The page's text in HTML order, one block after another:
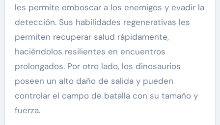
les permite emboscar a los enemigos y evadir la
detección. Sus habilidades regenerativas les
permiten recuperar salud rápidamente,
haciéndolos resilientes en encuentros
prolongados. Por otro lado, los dinosaurios
poseen un alto daño de salida y pueden
controlar el campo de batalla con su tamaño y
fuerza.